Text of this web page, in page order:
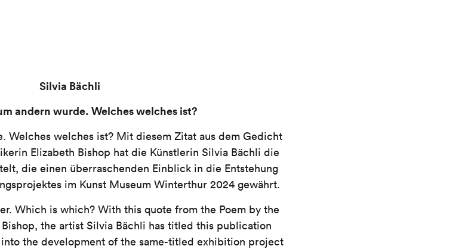
Silvia Bächli
andern wurde. Welches welches ist?
Welches welches ist? Mit diesem Zitat aus dem Gedicht
Elizabeth Bishop hat die Künstlerin Silvia Bächli die
die einen überraschenden Einblick in die Entstehung
im Kunst Museum Winterthur 2024 gewährt.
Which is which? With this quote from the Poem by the
the artist Silvia Bächli has titled this publication
the development of the same-titled exhibition project